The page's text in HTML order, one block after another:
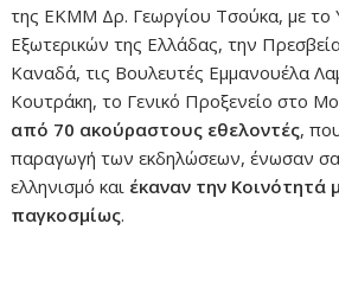
της ΕΚΜΜ Δρ. Γεωργίου Τσούκα, με το
Εξωτερικών της Ελλάδας, την
Καναδά, τις Βουλευτές Εμμανουέλα
Κουτράκη, το Γενικό Προξενείο στο
από 70 ακούραστους εθελοντές,
παραγωγή των εκδηλώσεων, ένωσαν
ελληνισμό και έκαναν την Κοινότητά
παγκοσμίως.